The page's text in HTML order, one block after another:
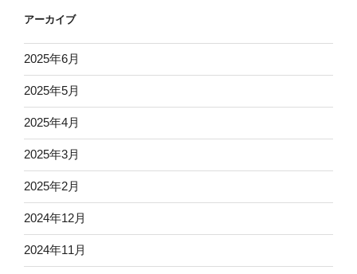
アーカイブ
2025年6月
2025年5月
2025年4月
2025年3月
2025年2月
2024年12月
2024年11月